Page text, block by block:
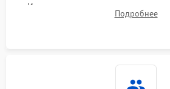
Измерение входного и выходного
реакции ИБП на отключение
Подробнее